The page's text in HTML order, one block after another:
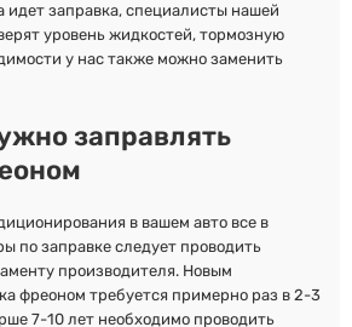
идет заправка, специалисты нашей
уровень жидкостей, тормозную
у нас также можно заменить
заправлять
в вашем авто все в
по заправке следует проводить
производителя. Новым
фреоном требуется примерно раз в 2-3
7-10 лет необходимо проводить